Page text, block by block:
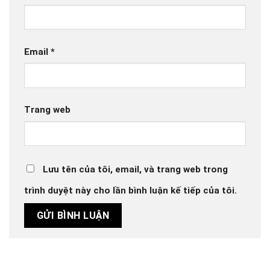
Email *
Trang web
Lưu tên của tôi, email, và trang web trong
trình duyệt này cho lần bình luận kế tiếp của tôi.